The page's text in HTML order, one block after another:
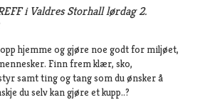
i Valdres Storhall lørdag 2.
hjemme og gjøre noe godt for miljøet,
Finnfremklær, sko,
samt ting og tang som du ønsker å
du selv kan gjøre et kupp..?